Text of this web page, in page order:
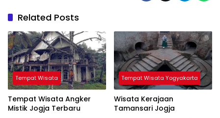
Related Posts
Tempat Wisata
Tempat Wisata Angker
Mistik Jogja Terbaru
Tempat Wisata Yogyakarta
Wisata Kerajaan
Tamansari Jogja